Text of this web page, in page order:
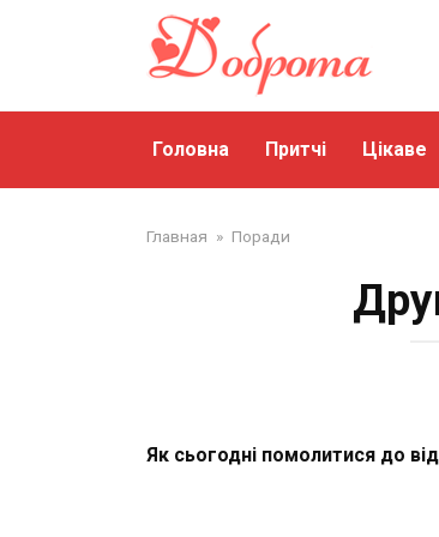
Головна Притчі Цікаве
Главная » Поради
Як сьогодні помолитися до